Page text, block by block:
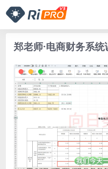
郑老师·电商财务系统